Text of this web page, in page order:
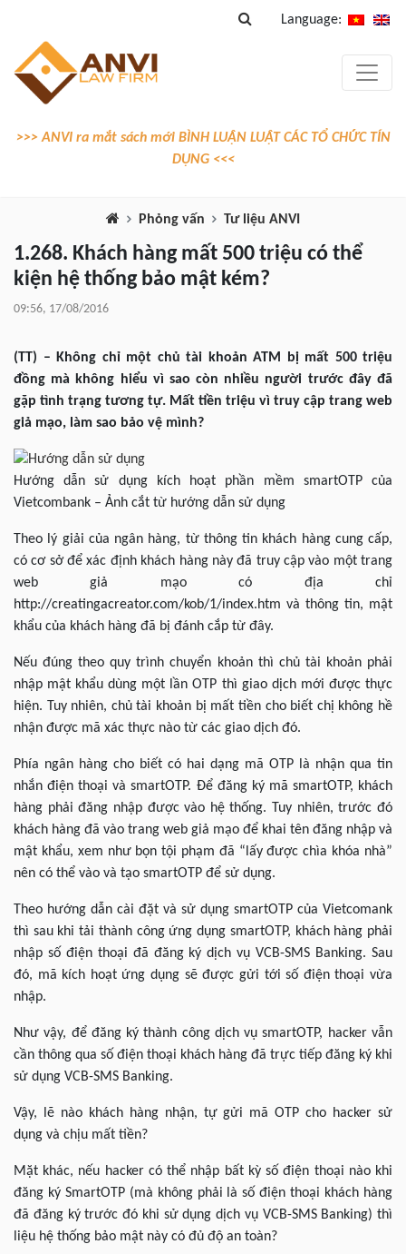
Language:
>>> ANVI ra mắt sách mới BÌNH LUẬN LUẬT CÁC TỔ CHỨC TÍN
DỤNG <<<
Phỏng vấn Tư liệu ANVI
1.268. Khách hàng mất 500 triệu có thể
kiện hệ thống bảo mật kém?
09:56, 17/08/2016
(TT) – Không chỉ một chủ tài khoản ATM bị mất 500 triệu
đồng mà không hiểu vì sao còn nhiều người trước đây đã
gặp tình trạng tương tự. Mất tiền triệu vì truy cập trang web
giả mạo, làm sao bảo vệ mình?
Hướng dẫn sử dụng kích hoạt phần mềm smartOTP của
Vietcombank – Ảnh cắt từ hướng dẫn sử dụng
Theo lý giải của ngân hàng, từ thông tin khách hàng cung cấp,
có cơ sở để xác định khách hàng này đã truy cập vào một trang
web giả mạo có địa chỉ
http://creatingacreator.com/kob/1/index.htm và thông tin, mật
khẩu của khách hàng đã bị đánh cắp từ đây.
Nếu đúng theo quy trình chuyển khoản thì chủ tài khoản phải
nhập mật khẩu dùng một lần OTP thì giao dịch mới được thực
hiện. Tuy nhiên, chủ tài khoản bị mất tiền cho biết chị không hề
nhận được mã xác thực nào từ các giao dịch đó.
Phía ngân hàng cho biết có hai dạng mã OTP là nhận qua tin
nhắn điện thoại và smartOTP. Để đăng ký mã smartOTP, khách
hàng phải đăng nhập được vào hệ thống. Tuy nhiên, trước đó
khách hàng đã vào trang web giả mạo để khai tên đăng nhập và
mật khẩu, xem như bọn tội phạm đã “lấy được chìa khóa nhà”
nên có thể vào và tạo smartOTP để sử dụng.
Theo hướng dẫn cài đặt và sử dụng smartOTP của Vietcomank
thì sau khi tải thành công ứng dụng smartOTP, khách hàng phải
nhập số điện thoại đã đăng ký dịch vụ VCB-SMS Banking. Sau
đó, mã kích hoạt ứng dụng sẽ được gửi tới số điện thoại vừa
nhập.
Như vậy, để đăng ký thành công dịch vụ smartOTP, hacker vẫn
cần thông qua số điện thoại khách hàng đã trực tiếp đăng ký khi
sử dụng VCB-SMS Banking.
Vậy, lẽ nào khách hàng nhận, tự gửi mã OTP cho hacker sử
dụng và chịu mất tiền?
Mặt khác, nếu hacker có thể nhập bất kỳ số điện thoại nào khi
đăng ký SmartOTP (mà không phải là số điện thoại khách hàng
đã đăng ký trước đó khi sử dụng dịch vụ VCB-SMS Banking) thì
liệu hệ thống bảo mật này có đủ độ an toàn?